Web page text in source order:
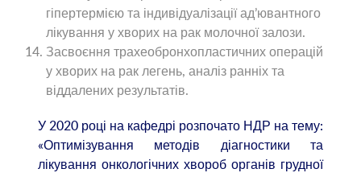
гіпертермією та індивідуалізації ад’ювантного
лікування у хворих на рак молочної залози.
Засвоєння трахеобронхопластичних операцій
у хворих на рак легень, аналіз ранніх та
віддалених результатів.
У 2020 році на кафедрі розпочато НДР на тему:
«Оптимізування методів діагностики та
лікування онкологічних хвороб органів грудної